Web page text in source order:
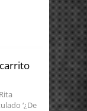
‘¿De